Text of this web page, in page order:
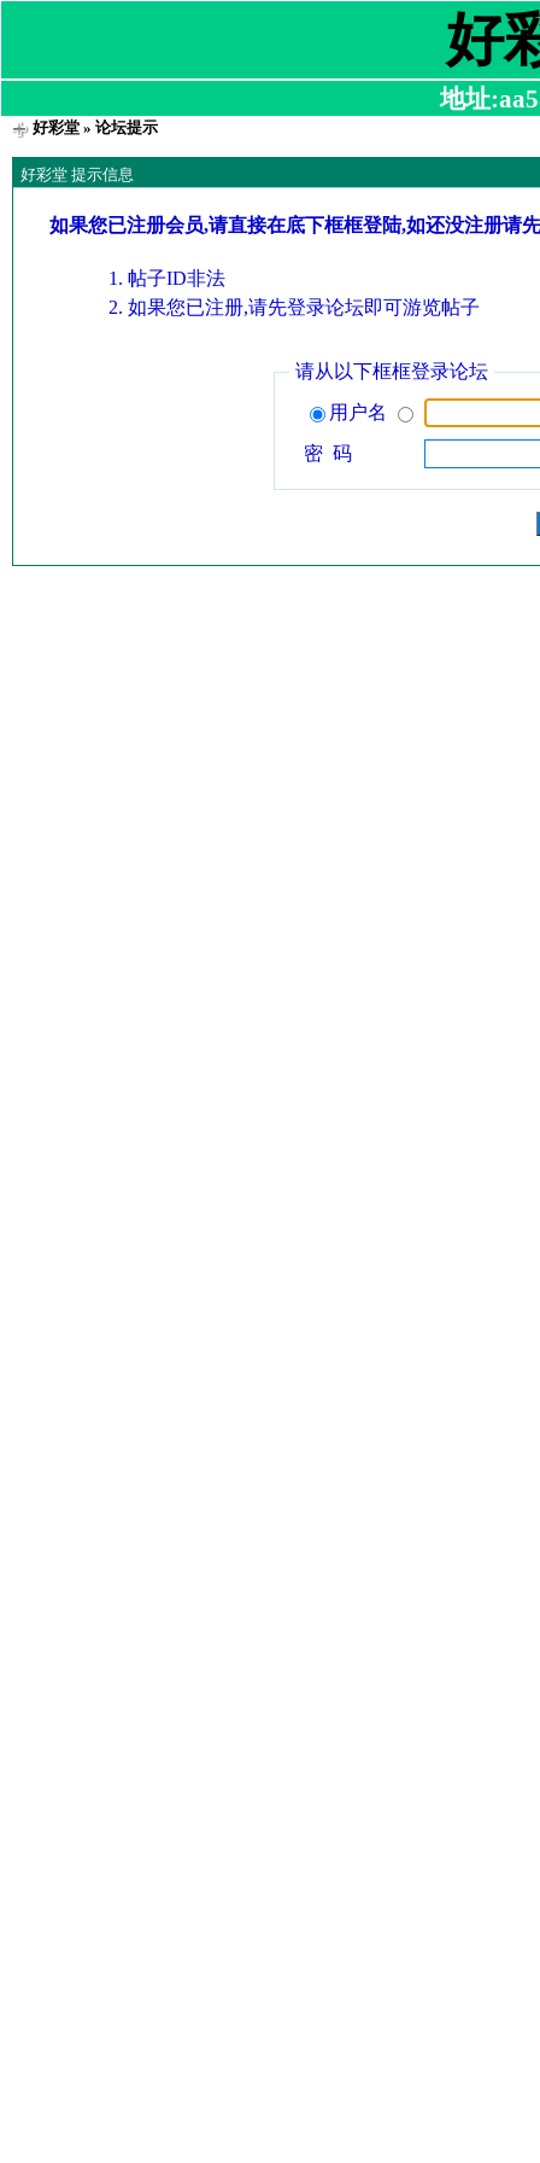
好
地址
好彩堂» 论坛提示
好彩堂 提示信息
如果您已注册会员,请直接在底下框框登陆,如还没注册请
帖子ID非法
如果您已注册,请先登录论坛即可游览帖子
请从以下框框登录论坛
用户名
密 码